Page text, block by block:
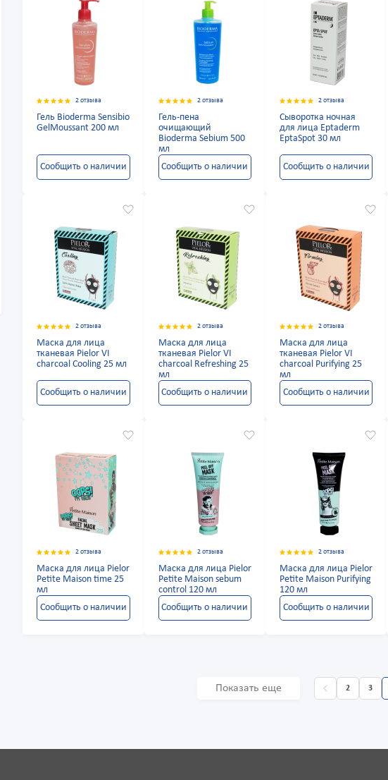
2 отзыва
Гель Bioderma Sensibio
GelMoussant 200 мл
Сообщить о наличии
2 отзыва
Гель-пена
очищающий
Bioderma Sebium 500
мл
Сообщить о наличии
2 отзыва
Сыворотка ночная
для лица Eptaderm
EptaSpot 30 мл
Сообщить о наличии
2 отзыва
Маска для лица
тканевая Pielor VI
charcoal Cooling 25 мл
Сообщить о наличии
2 отзыва
Маска для лица
тканевая Pielor VI
charcoal Refreshing 25
мл
Сообщить о наличии
2 отзыва
Маска для лица
тканевая Pielor VI
charcoal Purifying 25
мл
Сообщить о наличии
2 отзыва
Маска для лица Pielor
Petite Maison time 25
мл
Сообщить о наличии
2 отзыва
Маска для лица Pielor
Petite Maison sebum
control 120 мл
Сообщить о наличии
2 отзыва
Маска для лица Pielor
Petite Maison Purifying
120 мл
Сообщить о наличии
Показать еще 2 3